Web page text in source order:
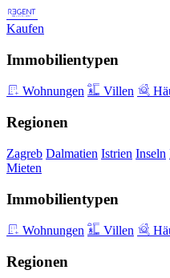
Kaufen
Immobilientypen
Wohnungen Villen
Regionen
Zagreb Dalmatien Istrien Inseln
Mieten
Immobilientypen
Wohnungen Villen
Regionen